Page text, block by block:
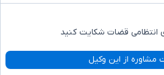
انتظامی قضات شکایت کنید
مشاوره از این وکیل